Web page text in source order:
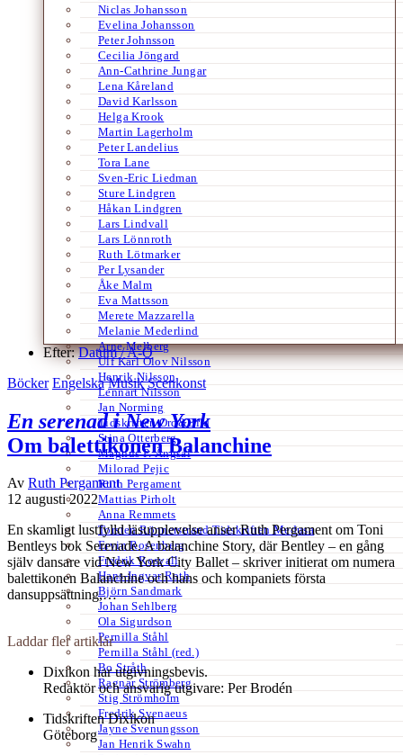
Niclas Johansson
Evelina Johansson
Peter Johnsson
Cecilia Jöngard
Ann-Cathrine Jungar
Lena Kåreland
David Karlsson
Helga Krook
Martin Lagerholm
Peter Landelius
Tora Lane
Sven-Eric Liedman
Sture Lindgren
Håkan Lindgren
Lars Lindvall
Lars Lönnroth
Ruth Lötmarker
Per Lysander
Åke Malm
Eva Mattsson
Merete Mazzarella
Melanie Mederlind
Arne Melberg
Ulf Karl Olov Nilsson
Henrik Nilsson
Lennart Nilsson
Jan Norming
Tidskriften Ord&Bild
Stina Otterberg
Magnus P. Ängsal
Milorad Pejic
Ruth Pergament
Mattias Pirholt
Anna Remmets
Torsten Rönnerstrand Tidskriften Medusa
Ervin Rosenberg
Fredrik Rosvall
Hans-Ingvar Roth
Björn Sandmark
Johan Sehlberg
Ola Sigurdson
Pernilla Ståhl
Pernilla Ståhl (red.)
Bo Stråth
Ragnar Strömberg
Stig Strömholm
Fredrik Svenaeus
Jayne Svenungsson
Jan Henrik Swahn
Efter:Datum /A-Ö
Böcker Engelska Musik Scenkonst
En serenad i New York
Om balettikonen Balanchine
Av Ruth Pergament
12 augusti 2022
En skamligt lustfylld läsupplevelse anser Ruth Pergament om Toni
Bentleys bok Serenade. A balanchine Story, där Bentley – en gång
själv dansare vid New York City Ballet – skriver initierat om numera
balettikonen Balanchine och hans och kompaniets första
dansuppsättning,…
Laddar fler artiklar
Dixikon har utgivningsbevis.
Redaktör och ansvarig utgivare: Per Brodén
Tidskriften Dixikon
Göteborg